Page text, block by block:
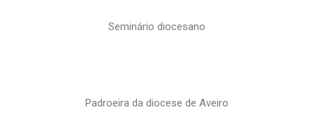
Seminário diocesano
Padroeira da diocese de Aveiro